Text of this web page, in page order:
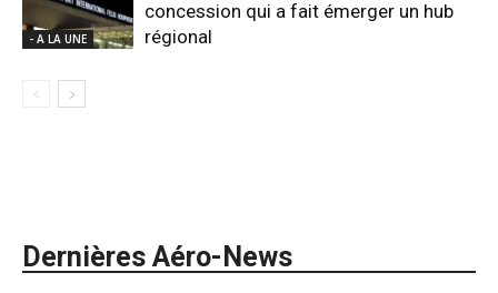
- A LA UNE
concession qui a fait émerger un hub
régional
Dernières Aéro-News